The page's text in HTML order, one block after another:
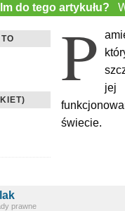
do tego artykułu?
P
jej
świecie.
prawne